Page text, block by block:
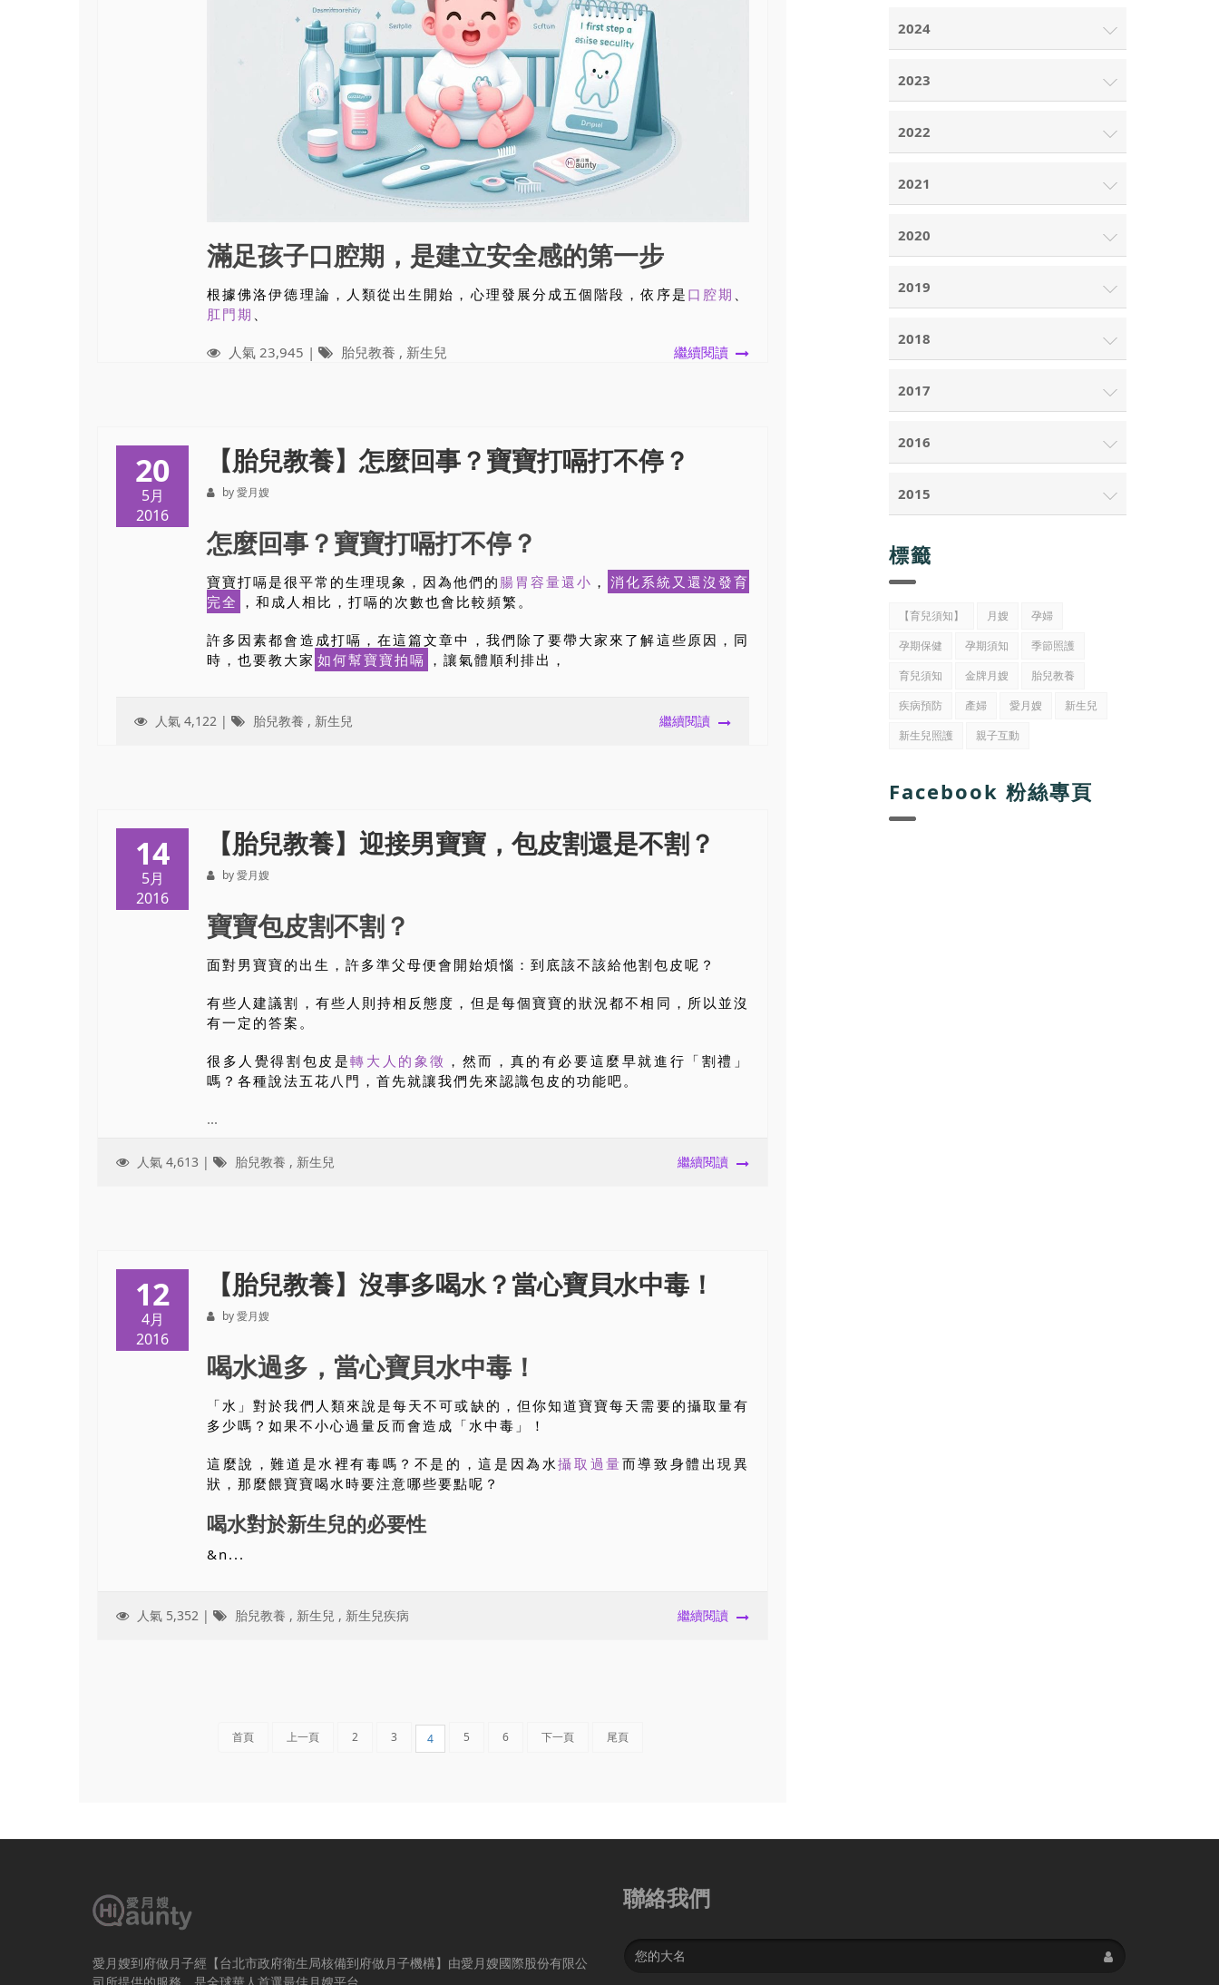
滿足孩子口腔期，是建立安全感的第一步
根據佛洛伊德理論，人類從出生開始，心理發展分成五個階段，依序是 口腔期
肛門期
人氣 23,945 | 胎兒教養 , 新生兒 繼續閱讀
20
5月
2016
【胎兒教養】怎麼回事？寶寶打嗝打不停？
by 愛月嫂
怎麼回事？寶寶打嗝打不停？
寶寶打嗝是很平常的生理現象，因為他們的 腸胃容量還小 ， 消化系統又還沒發育
完全 ，和成人相比，打嗝的次數也會比較頻繁。
許多因素都會造成打嗝，在這篇文章中，我們除了要帶大家來了解這些原因，同
時，也要教大家 如何幫寶寶拍嗝 ，讓氣體順利排出，
人氣 4,122 | 胎兒教養 , 新生兒 繼續閱讀
14
5月
2016
【胎兒教養】迎接男寶寶，包皮割還是不割？
by 愛月嫂
寶寶包皮割不割？
面對男寶寶的出生，許多準父母便會開始煩惱：到底該不該給他割包皮呢？
有些人建議割，有些人則持相反態度，但是每個寶寶的狀況都不相同，所以並沒
有一定的答案。
很多人覺得割包皮是轉大人的象徵 ，然而，真的有必要這麼早就進行「割禮」
嗎？各種說法五花八門，首先就讓我們先來認識包皮的功能吧。
...
人氣 4,613 | 胎兒教養 , 新生兒 繼續閱讀
12
4月
2016
【胎兒教養】沒事多喝水？當心寶貝水中毒！
by 愛月嫂
喝水過多，當心寶貝水中毒！
「水」對於我們人類來說是每天不可或缺的，但你知道寶寶每天需要的攝取量有
多少嗎？如果不小心過量反而會造成「水中毒」！
這麼說，難道是水裡有毒嗎？不是的，這是因為水攝取過量而導致身體出現異
狀，那麼餵寶寶喝水時要注意哪些要點呢？
喝水對於新生兒的必要性
&n...
人氣 5,352 | 胎兒教養 , 新生兒 , 新生兒疾病 繼續閱讀
首頁 上一頁 2 3 4 5 6 下一頁 尾頁
2024
2023
2022
2021
2020
2019
2018
2017
2016
2015
標籤
【育兒須知】 月嫂
孕婦
孕期保健
孕期須知
季節照護
育兒須知
金牌月嫂
胎兒教養
疾病預防
產婦 愛月嫂
新生兒
新生兒照護
親子互動
Facebook 粉絲專頁
愛月嫂到府做月子經【台北市政府衛生局核備到府做月子機構】由愛月嫂國際股份有限公
聯絡我們
Name